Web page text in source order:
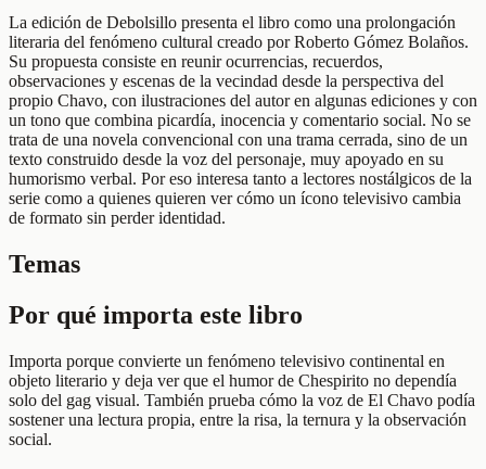
La edición de Debolsillo presenta el libro como una prolongación
literaria del fenómeno cultural creado por Roberto Gómez Bolaños.
Su propuesta consiste en reunir ocurrencias, recuerdos,
observaciones y escenas de la vecindad desde la perspectiva del
propio Chavo, con ilustraciones del autor en algunas ediciones y con
un tono que combina picardía, inocencia y comentario social. No se
trata de una novela convencional con una trama cerrada, sino de un
texto construido desde la voz del personaje, muy apoyado en su
humorismo verbal. Por eso interesa tanto a lectores nostálgicos de la
serie como a quienes quieren ver cómo un ícono televisivo cambia
de formato sin perder identidad.
Temas
Por qué importa este libro
Importa porque convierte un fenómeno televisivo continental en
objeto literario y deja ver que el humor de Chespirito no dependía
solo del gag visual. También prueba cómo la voz de El Chavo podía
sostener una lectura propia, entre la risa, la ternura y la observación
social.